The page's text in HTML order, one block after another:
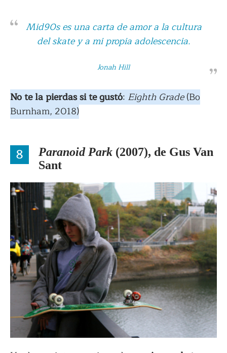
Mid90ses una carta de amor a la cultura
del skate y a mi propia adolescencia.
Jonah Hill
No te la pierdas si te gustó: Eighth Grade(Bo
Burnham, 2018)
8 Paranoid Park (2007), de Gus Van
Sant